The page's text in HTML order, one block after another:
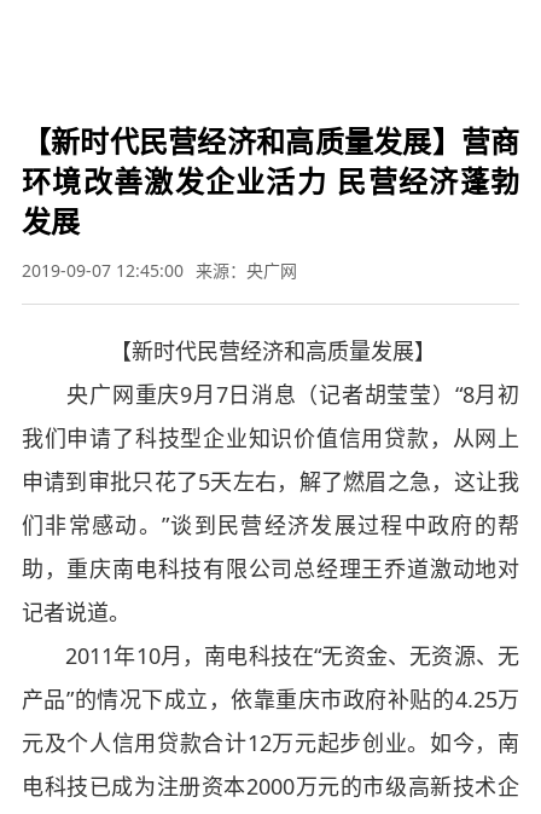
【新时代民营经济和高质量发展】营商
环境改善激发企业活力 民营经济蓬勃
发展
2019-09-07 12:45:00 来源：央广网
【新时代民营经济和高质量发展】
央广网重庆9月7日消息（记者胡莹莹）“8月初
我们申请了科技型企业知识价值信用贷款，从网上
申请到审批只花了5天左右，解了燃眉之急，这让我
们非常感动。”谈到民营经济发展过程中政府的帮
助，重庆南电科技有限公司总经理王乔道激动地对
记者说道。
2011年10月，南电科技在“无资金、无资源、无
产品”的情况下成立，依靠重庆市政府补贴的4.25万
元及个人信用贷款合计12万元起步创业。如今，南
电科技已成为注册资本2000万元的市级高新技术企